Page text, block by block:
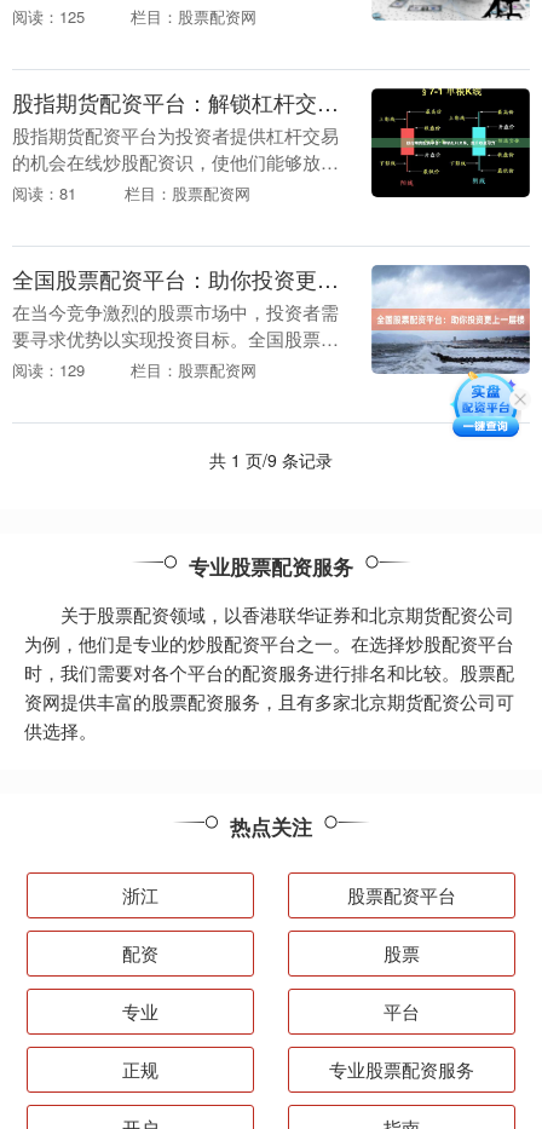
险。而作为配资成本的核心，利息的构成
者的盈亏平衡与长期....
阅读：125 栏目：股票配资网
股指期货配资平台：解锁杠杆交易，提升收益潜力
股指期货配资平台为投资者提供杠杆交易
的机会在线炒股配资识，使他们能够放大
收益潜力。通过使用杠杆，投资者可以以
在利润。 **杠....
阅读：81 栏目：股票配资网
全国股票配资平台：助你投资更上一层楼
在当今竞争激烈的股票市场中，投资者需
要寻求优势以实现投资目标。全国股票配
资平台应运而生在线炒股配资识，为投资
配资平台允许投....
阅读：129 栏目：股票配资网
共 1 页/9 条记录
专业股票配资服务
关于股票配资领域，以香港联华证券和北京期货配资公司
为例，他们是专业的炒股配资平台之一。在选择炒股配资平台
时，我们需要对各个平台的配资服务进行排名和比较。股票配
资网提供丰富的股票配资服务，且有多家北京期货配资公司可
供选择。
热点关注
浙江 股票配资平台
配资 股票
专业 平台
正规 专业股票配资服务